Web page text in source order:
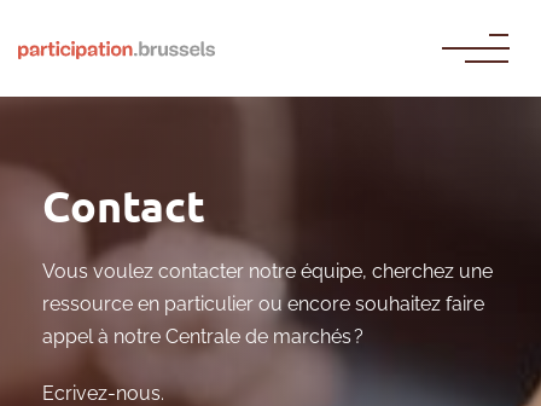
Contact
Vous voulez contacter notre équipe, cherchez une
ressource en particulier ou encore souhaitez faire
appel à notre Centrale de marchés ?
Ecrivez-nous.